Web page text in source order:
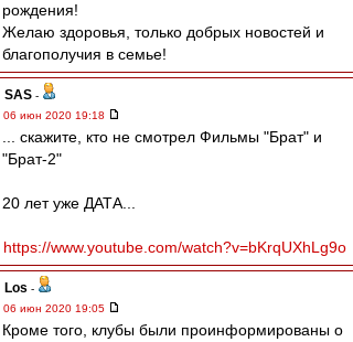
рождения!
Желаю здоровья, только добрых новостей и
благополучия в семье!
SAS -
06 июн 2020 19:18
... скажите, кто не смотрел Фильмы "Брат" и
"Брат-2"
20 лет уже ДАТА...
https://www.youtube.com/watch?v=bKrqUXhLg9o
Los -
06 июн 2020 19:05
Кроме того, клубы были проинформированы о